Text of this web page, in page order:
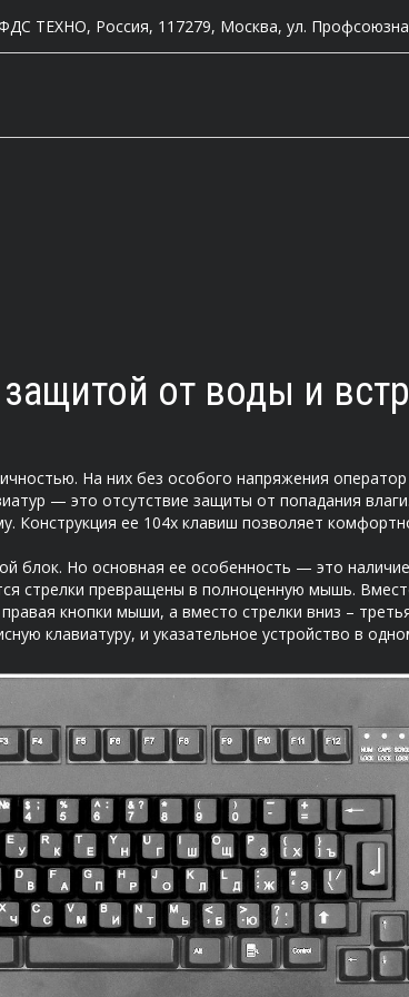
ТЕХНО, Россия, 117279, Москва, ул.
защитой от воды и
На них без особого напряжения
— это отсутствие защиты от попадания влаги.
Конструкция ее 104х клавиш позволяет
блок. Но основная ее особенность — это
стрелки превращены в полноценную мышь.
кнопки мыши, а вместо стрелки вниз –
клавиатуру, и указательное устройство в